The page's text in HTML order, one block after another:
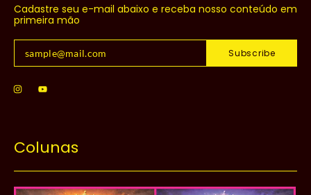
Cadastre seu e-mail abaixo e receba nosso conteúdo em
primeira mão
Subscribe
Colunas